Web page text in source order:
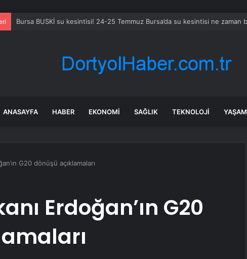
Seymen ve Karamürsel tünellerine konfor dokunuşu
ANASAYFA HABER EKONOMI SAĞLIK TEKNOLOJI YAŞAM
G20 dönüşü açıklamaları
Erdoğan’ın G20